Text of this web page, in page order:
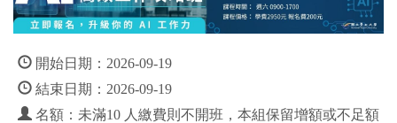
開始日期：2026-09-19
結束日期：2026-09-19
名額：未滿10 人繳費則不開班，本組保留增額或不足額